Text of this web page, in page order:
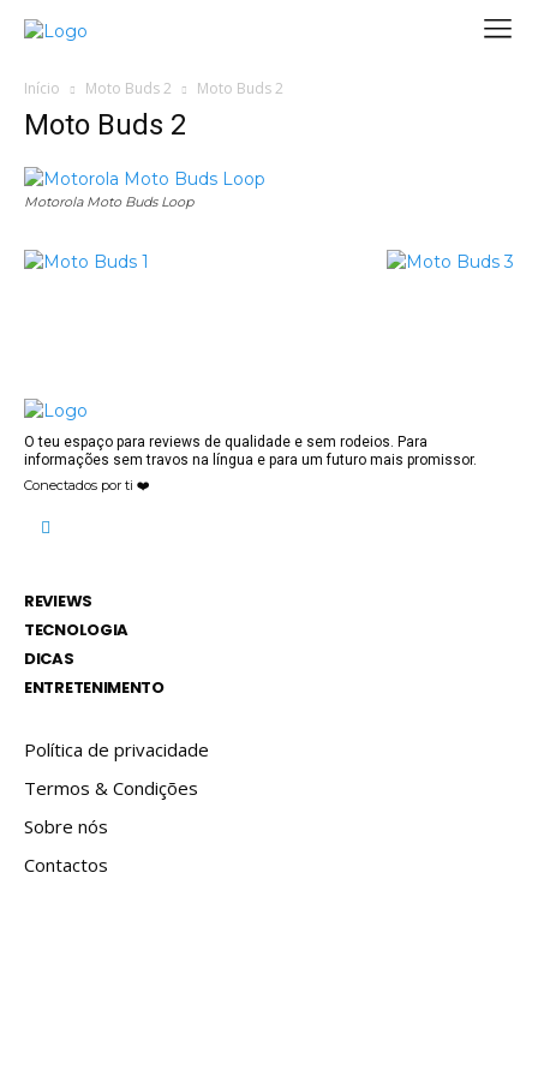
Início Moto Buds 2 Moto Buds 2
Moto Buds 2
Motorola Moto Buds Loop
O teu espaço para reviews de qualidade e sem rodeios. Para
informações sem travos na língua e para um futuro mais promissor.
Conectados por ti ❤️
REVIEWS
TECNOLOGIA
DICAS
ENTRETENIMENTO
Política de privacidade
Termos & Condições
Sobre nós
Contactos